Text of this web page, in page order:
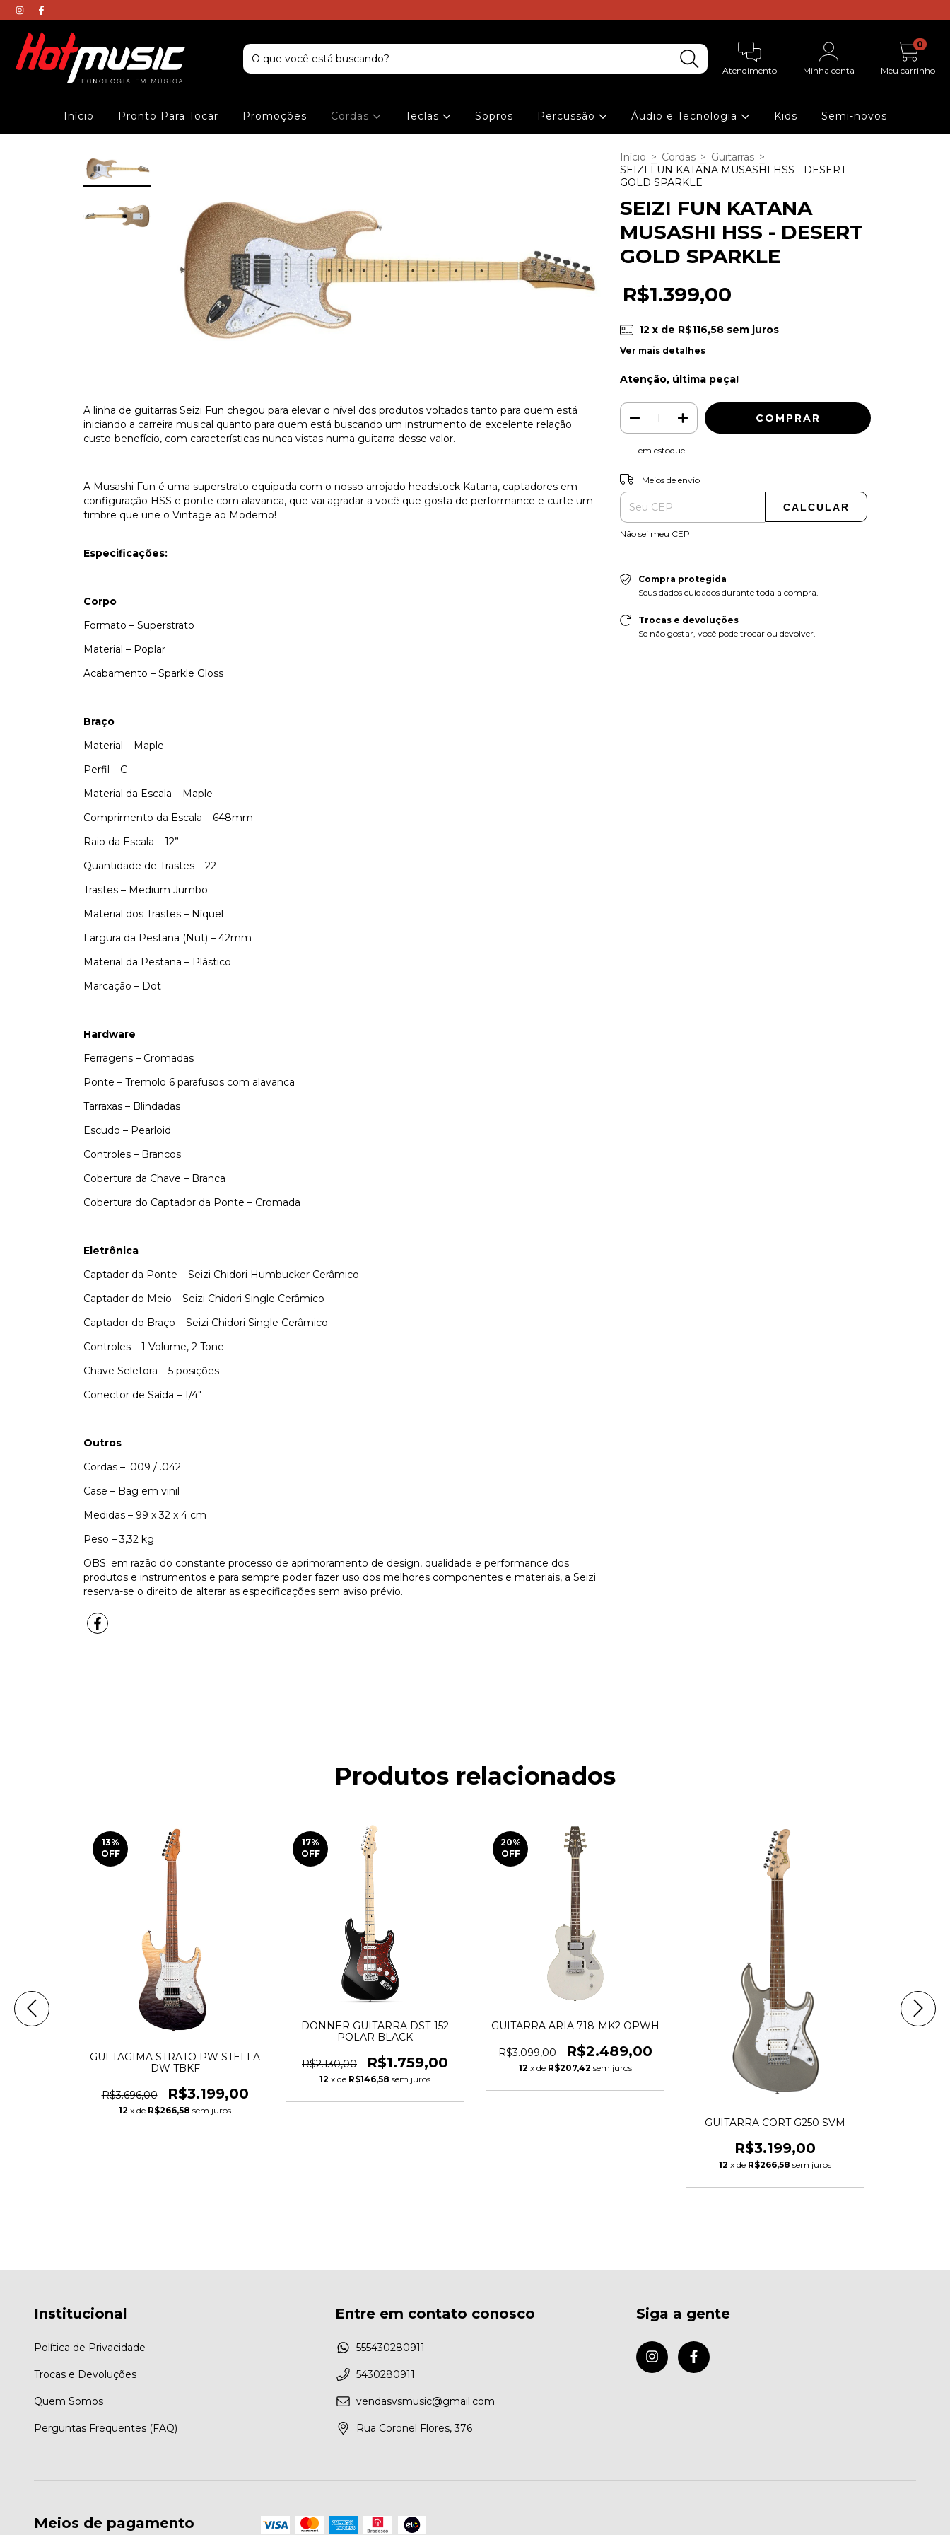
Atendimento Minha conta Meu carrinho
0
Início Pronto Para Tocar Promoções Cordas Teclas Sopros Percussão Áudio e Tecnologia Kids Semi-novos
A linha de guitarras Seizi Fun chegou para elevar o nível dos produtos voltados tanto para quem está
iniciando a carreira musical quanto para quem está buscando um instrumento de excelente relação
custo-benefício, com características nunca vistas numa guitarra desse valor.
A Musashi Fun é uma superstrato equipada com o nosso arrojado headstock Katana, captadores em
configuração HSS e ponte com alavanca, que vai agradar a você que gosta de performance e curte um
timbre que une o Vintage ao Moderno!
Especificações:
Corpo
Formato – Superstrato
Material – Poplar
Acabamento – Sparkle Gloss
Braço
Material – Maple
Perfil – C
Material da Escala – Maple
Comprimento da Escala – 648mm
Raio da Escala – 12”
Quantidade de Trastes – 22
Trastes – Medium Jumbo
Material dos Trastes – Níquel
Largura da Pestana (Nut) – 42mm
Material da Pestana – Plástico
Marcação – Dot
Hardware
Ferragens – Cromadas
Ponte – Tremolo 6 parafusos com alavanca
Tarraxas – Blindadas
Escudo – Pearloid
Controles – Brancos
Cobertura da Chave – Branca
Cobertura do Captador da Ponte – Cromada
Eletrônica
Captador da Ponte – Seizi Chidori Humbucker Cerâmico
Captador do Meio – Seizi Chidori Single Cerâmico
Captador do Braço – Seizi Chidori Single Cerâmico
Controles – 1 Volume, 2 Tone
Chave Seletora – 5 posições
Conector de Saída – 1/4″
Outros
Cordas – .009 / .042
Case – Bag em vinil
Medidas – 99 x 32 x 4 cm
Peso – 3,32 kg
OBS: em razão do constante processo de aprimoramento de design, qualidade e performance dos
produtos e instrumentos e para sempre poder fazer uso dos melhores componentes e materiais, a Seizi
reserva-se o direito de alterar as especificações sem aviso prévio.
Início > Cordas > Guitarras >
SEIZI FUN KATANA MUSASHI HSS - DESERT
GOLD SPARKLE
SEIZI FUN KATANA
MUSASHI HSS - DESERT
GOLD SPARKLE
R$1.399,00
12 x de R$116,58 sem juros
Ver mais detalhes
Atenção, última peça!
1 em estoque
Entregas para o CEP:
Meios de envio
CALCULAR
Não sei meu CEP
Compra protegida
Seus dados cuidados durante toda a compra.
Trocas e devoluções
Se não gostar, você pode trocar ou devolver.
Produtos relacionados
13%
OFF
GUI TAGIMA STRATO PW STELLA
DW TBKF
R$3.696,00 R$3.199,00
12 x de R$266,58 sem juros
17%
OFF
DONNER GUITARRA DST-152
POLAR BLACK
R$2.130,00 R$1.759,00
12 x de R$146,58 sem juros
20%
OFF
GUITARRA ARIA 718-MK2 OPWH
R$3.099,00 R$2.489,00
12 x de R$207,42 sem juros
GUITARRA CORT G250 SVM
R$3.199,00
12 x de R$266,58 sem juros
Institucional
Política de Privacidade
Trocas e Devoluções
Quem Somos
Perguntas Frequentes (FAQ)
Entre em contato conosco
555430280911
5430280911
vendasvsmusic@gmail.com
Rua Coronel Flores, 376
Siga a gente
Meios de pagamento